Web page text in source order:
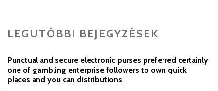
LEGUTÓBBI BEJEGYZÉSEK
Punctual and secure electronic purses preferred certainly
one of gambling enterprise followers to own quick
places and you can distributions